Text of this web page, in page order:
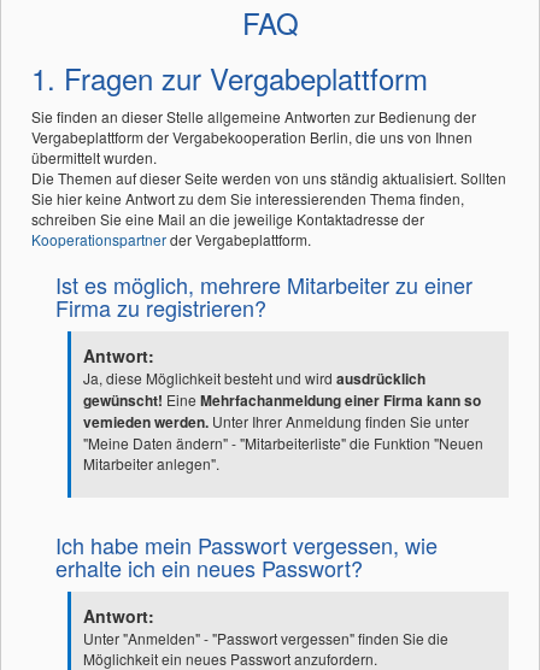
FAQ
1. Fragen zur Vergabeplattform
Sie finden an dieser Stelle allgemeine Antworten zur Bedienung der
Vergabeplattform der Vergabekooperation Berlin, die uns von Ihnen
übermittelt wurden.
Die Themen auf dieser Seite werden von uns ständig aktualisiert. Sollten
Sie hier keine Antwort zu dem Sie interessierenden Thema finden,
schreiben Sie eine Mail an die jeweilige Kontaktadresse der
Kooperationspartnerder Vergabeplattform.
Ist es möglich, mehrere Mitarbeiter zu einer
Firma zu registrieren?
Antwort:
Ja, diese Möglichkeit besteht und wird ausdrücklich
gewünscht! Eine Mehrfachanmeldung einer Firma kann so
vemieden werden. Unter Ihrer Anmeldung finden Sie unter
"Meine Daten ändern" - "Mitarbeiterliste" die Funktion "Neuen
Mitarbeiter anlegen".
Ich habe mein Passwort vergessen, wie
erhalte ich ein neues Passwort?
Antwort:
Unter "Anmelden" - "Passwort vergessen" finden Sie die
Möglichkeit ein neues Passwort anzufordern.